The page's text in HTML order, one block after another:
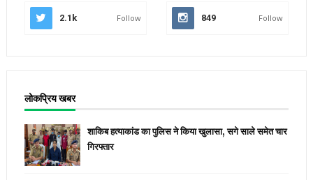
2.1k Follow 849 Follow
लोकप्रिय खबर
शाकिब हत्याकांड का पुलिस ने किया खुलासा, सगे साले समेत चार
गिरफ्तार